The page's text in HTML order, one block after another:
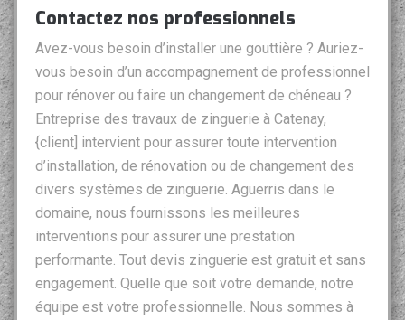
Contactez nos professionnels
Avez-vous besoin d’installer une gouttière ? Auriez-
vous besoin d’un accompagnement de professionnel
pour rénover ou faire un changement de chéneau ?
Entreprise des travaux de zinguerie à Catenay,
{client] intervient pour assurer toute intervention
d’installation, de rénovation ou de changement des
divers systèmes de zinguerie. Aguerris dans le
domaine, nous fournissons les meilleures
interventions pour assurer une prestation
performante. Tout devis zinguerie est gratuit et sans
engagement. Quelle que soit votre demande, notre
équipe est votre professionnelle. Nous sommes à